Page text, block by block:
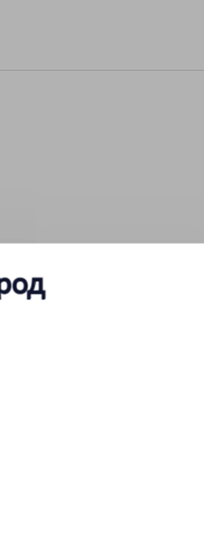
(FORZA)
Салон